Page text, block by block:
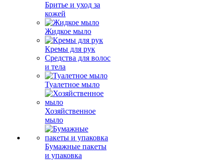
Бритье и уход за
кожей
Жидкое мыло
Кремы для рук
Средства для волос
и тела
Туалетное мыло
Хозяйственное
мыло
Бумажные пакеты
и упаковка